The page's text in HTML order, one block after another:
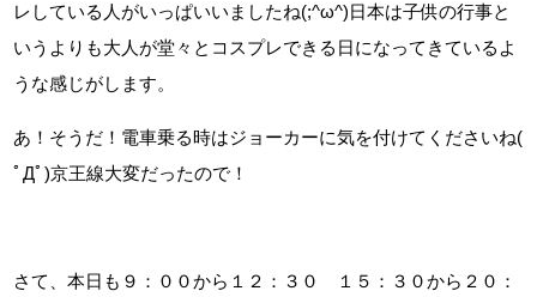
レしている人がいっぱいいましたね(;^ω^)日本は子供の行事と
いうよりも大人が堂々とコスプレできる日になってきているよ
うな感じがします。
あ！そうだ！電車乗る時はジョーカーに気を付けてくださいね(
ﾟДﾟ)京王線大変だったので！
さて、本日も９：００から１２：３０ １５：３０から２０：